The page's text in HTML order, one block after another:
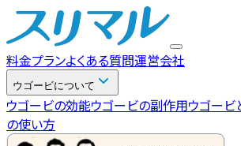
料金プランよくある質問運営会社
ウゴービについて
ウゴービの効能ウゴービの副作用ウゴービ
の使い方